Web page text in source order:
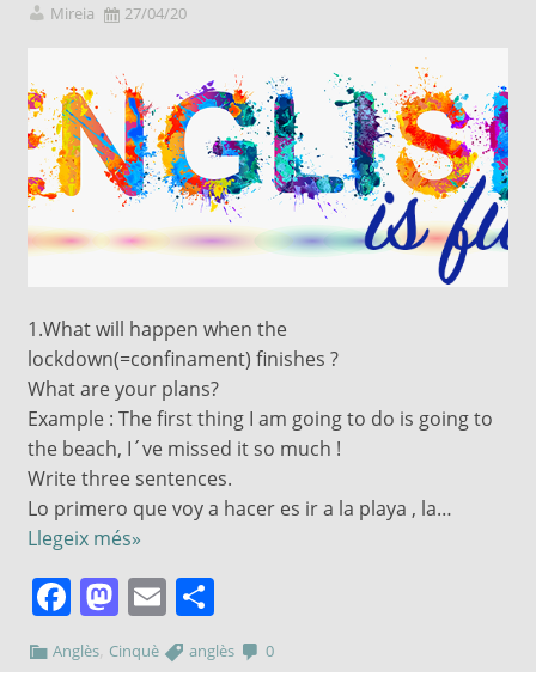
Mireia 27/04/20
1.What will happen when the
lockdown(=confinament) finishes ?
What are your plans?
Example : The first thing I am going to do is going to
the beach, I´ve missed it so much !
Write three sentences.
Lo primero que voy a hacer es ir a la playa , la…
Llegeix més»
Facebook
Mastodon
Email
Anglès Cinquè anglès 0